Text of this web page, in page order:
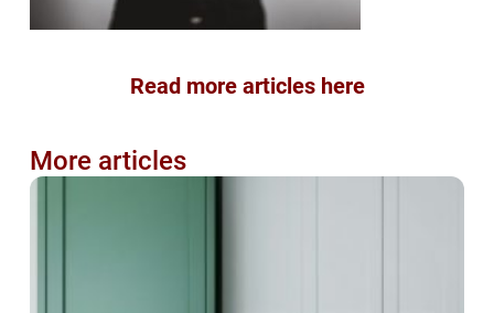
Read more articles here
More articles